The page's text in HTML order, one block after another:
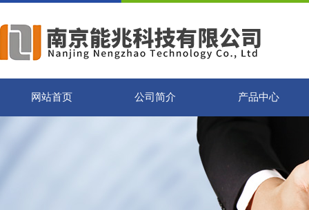
网站首页 公司简介 产品中心